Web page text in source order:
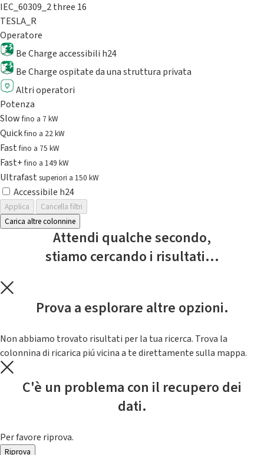
IEC_60309_2 three 16
TESLA_R
Operatore
Be Charge accessibili h24
Be Charge ospitate da una struttura privata
Altri operatori
Potenza
Slowfino a 7 kW
Quickfino a 22 kW
Fastfino a 75 kW
Fast+fino a 149 kW
Ultrafast superiori a 150 kW
Accessibile h24
Applica
Cancella filtri
Carica altre colonnine
Attendi qualche secondo,
stiamo cercando i risultati...
Prova a esplorare altre opzioni.
Non abbiamo trovato risultati per la tua ricerca. Trova la
colonnina di ricarica piú vicina a te direttamente sulla mappa.
C'è un problema con il recupero dei
dati.
Per favore riprova.
Riprova